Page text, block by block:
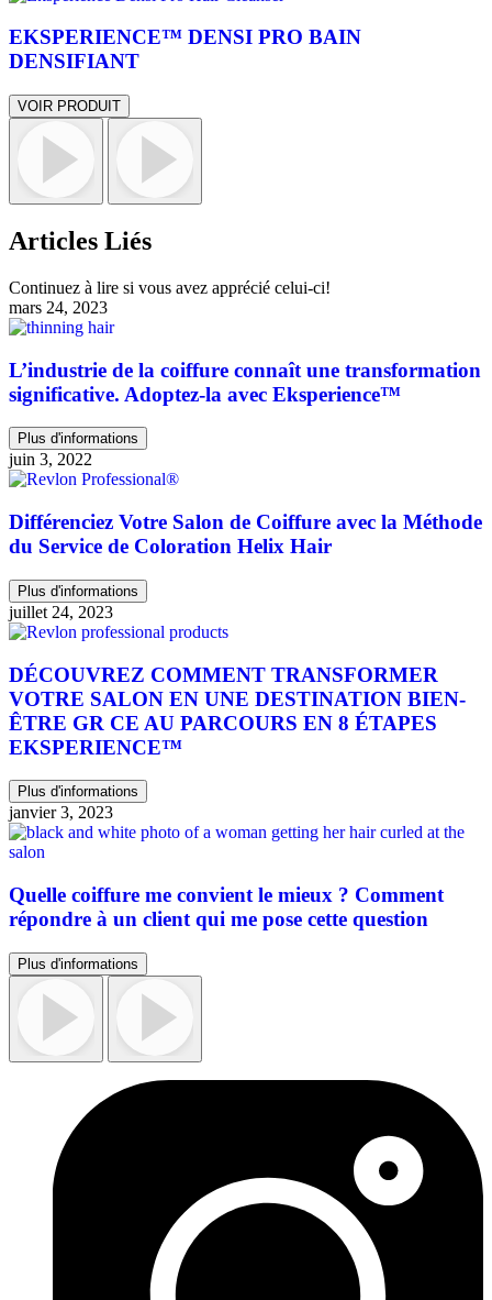
EKSPERIENCE™ DENSI PRO BAIN
DENSIFIANT
VOIR PRODUIT
Articles Liés
Continuez à lire si vous avez apprécié celui-ci!
mars 24, 2023
L’industrie de la coiffure connaît une transformation
significative. Adoptez-la avec Eksperience™
Plus d'informations
juin 3, 2022
Différenciez Votre Salon de Coiffure avec la Méthode
du Service de Coloration Helix Hair
Plus d'informations
juillet 24, 2023
DÉCOUVREZ COMMENT TRANSFORMER
VOTRE SALON EN UNE DESTINATION BIEN-
ÊTRE GR CE AU PARCOURS EN 8 ÉTAPES
EKSPERIENCE™
Plus d'informations
janvier 3, 2023
Quelle coiffure me convient le mieux ? Comment
répondre à un client qui me pose cette question
Plus d'informations